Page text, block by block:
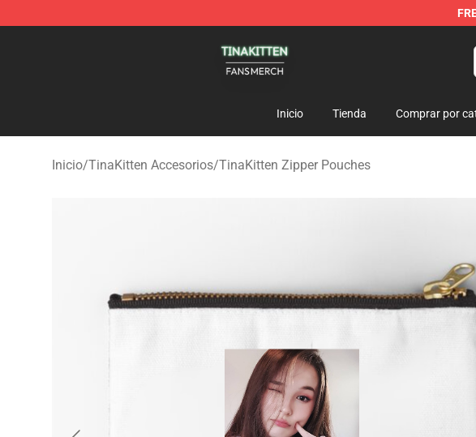
Inicio Tienda Comprar por
Inicio/TinaKitten Accesorios/TinaKitten Zipper Pouches